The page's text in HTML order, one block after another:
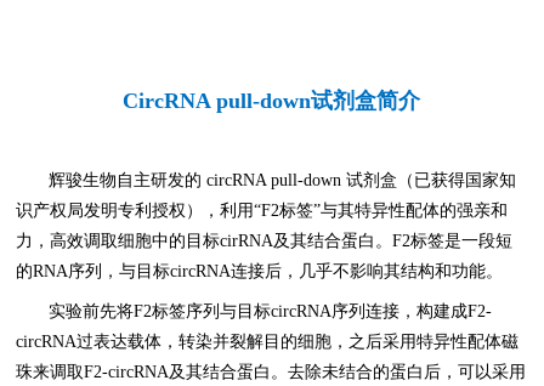
CircRNA pull-down试剂盒简介
辉骏生物自主研发的 circRNA pull-down 试剂盒（已获得国家知
识产权局发明专利授权），利用“F2标签”与其特异性配体的强亲和
力，高效调取细胞中的目标cirRNA及其结合蛋白。F2标签是一段短
的RNA序列，与目标circRNA连接后，几乎不影响其结构和功能。
实验前先将F2标签序列与目标circRNA序列连接，构建成F2-
circRNA过表达载体，转染并裂解目的细胞，之后采用特异性配体磁
珠来调取F2-circRNA及其结合蛋白。去除未结合的蛋白后，可以采用